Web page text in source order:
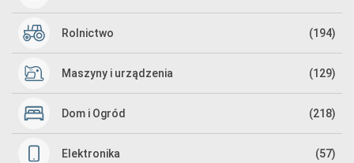
Rolnictwo (194)
Maszyny i urządzenia (129)
Dom i Ogród (218)
Elektronika (57)